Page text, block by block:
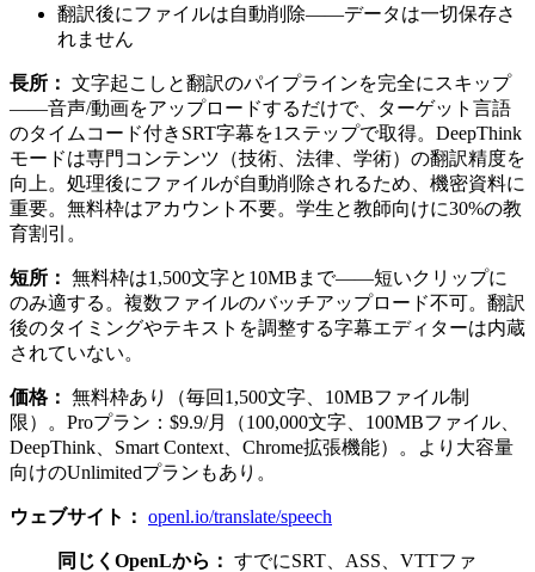
翻訳後にファイルは自動削除——データは一切保存さ
れません
長所： 文字起こしと翻訳のパイプラインを完全にスキップ
——音声/動画をアップロードするだけで、ターゲット言語
のタイムコード付きSRT字幕を1ステップで取得。DeepThink
モードは専門コンテンツ（技術、法律、学術）の翻訳精度を
向上。処理後にファイルが自動削除されるため、機密資料に
重要。無料枠はアカウント不要。学生と教師向けに30%の教
育割引。
短所： 無料枠は1,500文字と10MBまで——短いクリップに
のみ適する。複数ファイルのバッチアップロード不可。翻訳
後のタイミングやテキストを調整する字幕エディターは内蔵
されていない。
価格： 無料枠あり（毎回1,500文字、10MBファイル制
限）。Proプラン：$9.9/月（100,000文字、100MBファイル、
DeepThink、Smart Context、Chrome拡張機能）。より大容量
向けのUnlimitedプランもあり。
ウェブサイト： openl.io/translate/speech
同じくOpenLから： すでにSRT、ASS、VTTファ